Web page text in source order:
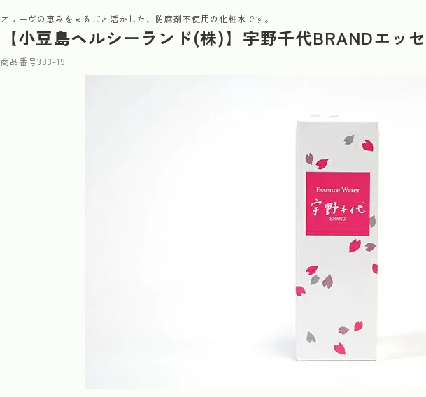
オリーヴの恵みをまるごと活かした、防腐剤不使用の化粧水です。
【小豆島ヘルシーランド(株)】宇野千代BRANDエッ
商品番号383-19